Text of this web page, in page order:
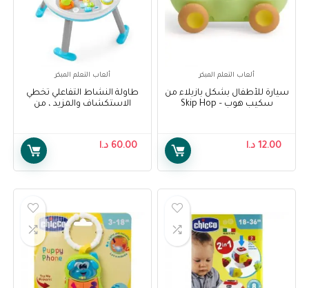
ألعاب التعلم المبكر
سيارة للأطفال بشكل بازيلاء من
سكيب هوب – Skip Hop
12.00 د.ا
ألعاب التعلم المبكر
طاولة النشاط التفاعلي تخطي
الاستكشاف والمزيد ، من
60.00 د.ا